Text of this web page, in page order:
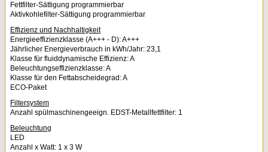
Fettfilter-Sättigung programmierbar
Aktivkohlefilter-Sättigung programmierbar
Effizienz und Nachhaltigkeit
Energieeffizienzklasse (A+++ - D): A+++
Jährlicher Energieverbrauch in kWh/Jahr: 23,1
Klasse für fluiddynamische Effizienz: A
Beleuchtungseffizienzklasse: A
Klasse für den Fettabscheidegrad: A
ECO-Paket
Filtersystem
Anzahl spülmaschinengeeign. EDST-Metallfettfilter: 1
Beleuchtung
LED
Anzahl x Watt: 1 x 3 W